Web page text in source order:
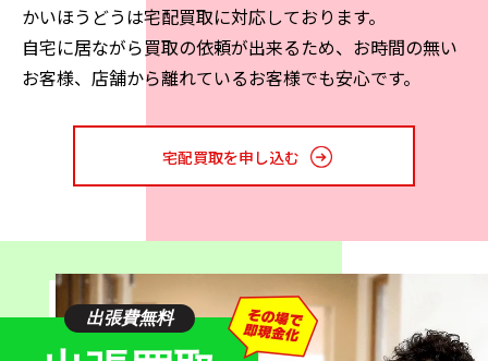
は様々です。メーカーや機能によって買取価格も大
きく異なるため、まずは査定についてご相談くださ
い。過去に名機と呼ばれたスピーカーはプレミアも
ついており、高額な買取価格も期待できます。
需要とトレンド
スピーカーは様々なシーンで使われ、常に一定の需要の
かいほうどうは宅配買取に対応しております。
自宅に居ながら買取の依頼が出来るため、お時間の無い
お客様、店舗から離れているお客様でも安心です。
宅配買取を申し込む
出張費無料